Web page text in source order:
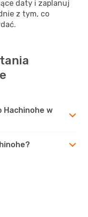
daty i zaplanuj
z tym, co
Hachinohe w